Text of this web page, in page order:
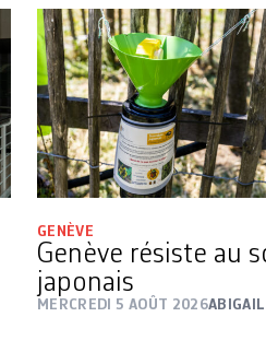
GENÈVE
Genève résiste au
japonais
MERCREDI 5 AOÛT 2026